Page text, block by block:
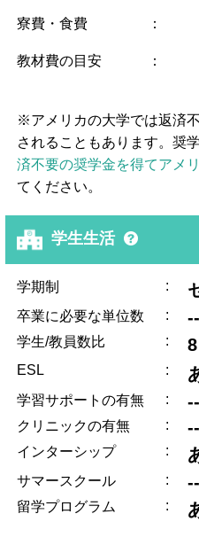
寮費・食費 ：
教材費の目安 ：
※アメリカの大学では返済
されることもあります。奨
済不要の奨学金を得てアメ
てください。
学生生活
学期制 :
卒業に必要な単位数 :
学生/教員数比 :
ESL :
学習サポートの有無 :
クリニックの有無 :
インターシップ :
サマースクール :
留学プログラム :